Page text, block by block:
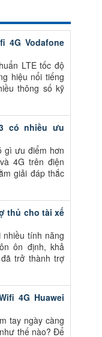
4G Vodafone
LTE tốc độ
hiệu nổi tiếng
thông số kỹ
có nhiều ưu
gì ưu điểm hơn
4G trên điện
giải đáp thắc
thủ cho tài xế
nhiều tính năng
ôn định, khả
trở thành trợ
4G Huawei
tay ngày càng
thế nào? Để